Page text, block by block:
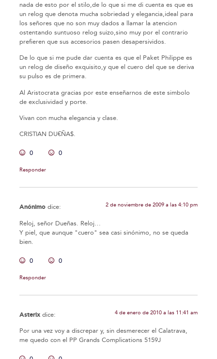
nada de esto por el stilo,de lo que si me di cuenta es que es
un relog que denota mucha sobriedad y elegancia,ideal para
los señores que no son muy dados a llamar la atencion
ostentando suntuoso relog suizo,sino muy por el contrario
prefieren que sus accesorios pasen desapersividos.
De lo que si me pude dar cuenta es que el Paket Philippe es
un relog de diseño exquisito,y que el cuero del que se deriva
su pulso es de primera.
Al Aristocrata gracias por este enseñarnos de este simbolo
de exclusividad y porte.
Vivan con mucha elegancia y clase.
CRISTIAN DU€ÑA$.
0 0
Responder
Anónimo dice: 2 de noviembre de 2009 a las 4:10 pm
Reloj, señor Dueñas. Reloj…
Y piel, que aunque "cuero" sea casi sinónimo, no se queda
bien.
0 0
Responder
Asterix dice: 4 de enero de 2010 a las 11:41 am
Por una vez voy a discrepar y, sin desmerecer el Calatrava,
me quedo con el PP Grands Complications 5159J